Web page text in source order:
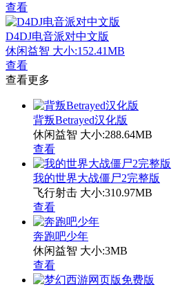
查看
D4DJ电音派对中文版
休闲益智 大小:152.41MB
查看
查看更多
背叛Betrayed汉化版
休闲益智 大小:288.64MB
查看
我的世界大战僵尸2完整版
飞行射击 大小:310.97MB
查看
奔跑吧少年
休闲益智 大小:3MB
查看